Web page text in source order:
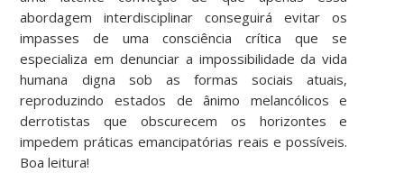
abordagem interdisciplinar conseguirá evitar os
impasses de uma consciência crítica que se
especializa em denunciar a impossibilidade da vida
humana digna sob as formas sociais atuais,
reproduzindo estados de ânimo melancólicos e
derrotistas que obscurecem os horizontes e
impedem práticas emancipatórias reais e possíveis.
Boa leitura!